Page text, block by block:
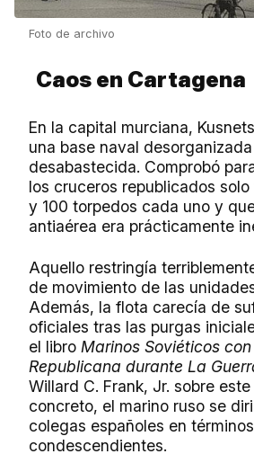
Foto de archivo
Caos en Cartagena
En la capital murciana,
una base naval
desabastecida. Comprobó
los cruceros republicados
y 100 torpedos cada uno y
antiaérea era prácticamente
Aquello restringía
de movimiento de las
Además, la flota carecía de
oficiales tras las purgas
el libro Marinos Soviéticos
Republicana durante La
Willard C. Frank, Jr. sobre
concreto, el marino ruso se
colegas españoles en
condescendientes.